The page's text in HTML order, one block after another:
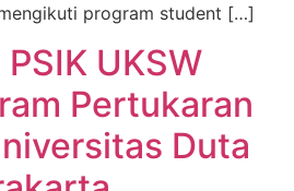
program student […]
UKSW
Pertukaran
Duta